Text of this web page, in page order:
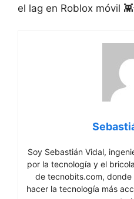
el lag en ‍Roblox móvil
Soy Sebastián Vidal,
por la tecnología y el
de tecnobits.com,
hacer la tecnología más